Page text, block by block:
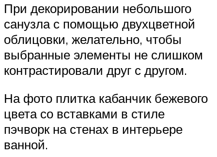
При декорировании небольшого
санузла с помощью двухцветной
облицовки, желательно, чтобы
выбранные элементы не слишком
контрастировали друг с другом.
На фото плитка кабанчик бежевого
цвета со вставками в стиле
пэчворк на стенах в интерьере
ванной.